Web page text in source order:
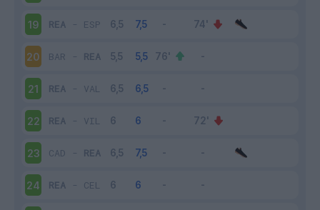
19 REA - ESP
20 BAR - REA
21 REA - VAL
22 REA - VIL
23 CAD - REA
24 REA - CEL